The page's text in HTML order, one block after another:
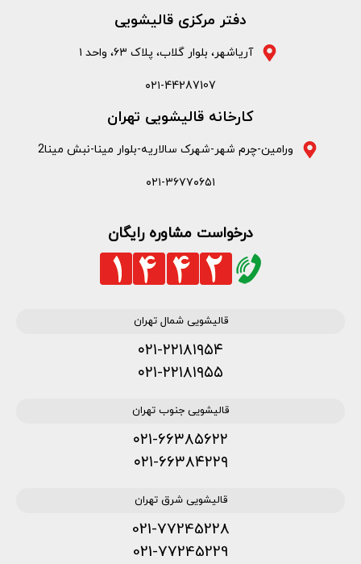
دفتر مرکزی قالیشویی
آریاشهر، بلوار گلاب، پلاک ۶۳، واحد ۱
۰۲۱-44287107
کارخانه قالیشویی تهران
ورامین-چرم شهر-شهرک سالاریه-بلوار مینا-نبش مینا2
۰۲۱-۳۶۷۷۰۶۵۱
درخواست مشاوره رایگان
قالیشویی شمال تهران
۰۲۱-۲۲۱۸۱۹۵۴
۰۲۱-۲۲۱۸۱۹۵۵
قالیشویی جنوب تهران
۰۲۱-۶۶۳۸۵۶۲۲
۰۲۱-۶۶۳۸۴۲۲۹
قالیشویی شرق تهران
021-77245228
021-77245229